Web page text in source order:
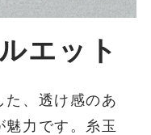
エット
た、透け感のあ
魅力です。糸玉